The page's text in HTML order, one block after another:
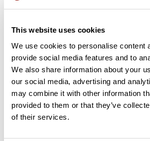
This website uses cookies
We use cookies to personalise content
provide social media features and to
We also share information about your
our social media, advertising and
may combine it with other information
provided to them or that they’ve
of their services.
Ajouter un avis
Découvrez ce parcours de vélo de 90,3